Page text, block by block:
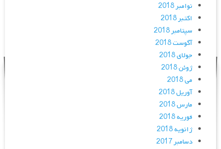
نوامبر 2018
اکتبر 2018
سپتامبر 2018
آگوست 2018
جولای 2018
ژوئن 2018
می 2018
آوریل 2018
مارس 2018
فوریه 2018
ژانویه 2018
دسامبر 2017